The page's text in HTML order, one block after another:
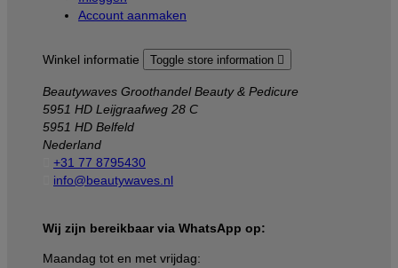
Account aanmaken
Winkel informatie Toggle store information 
Beautywaves Groothandel Beauty & Pedicure
5951 HD Leijgraafweg 28 C
5951 HD Belfeld
Nederland
+31 77 8795430
info@beautywaves.nl
Wij zijn bereikbaar via WhatsApp op:
Maandag tot en met vrijdag: